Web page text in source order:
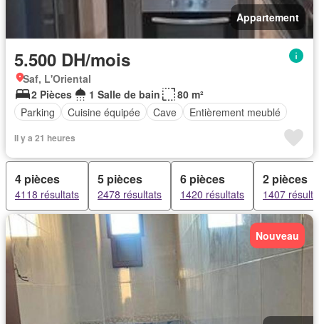
Appartement
5.500 DH/mois
Saf, L'Oriental
2 Pièces
1 Salle de bain
80 m²
Parking
Cuisine équipée Cave Entièrement meublé
Il y a 21 heures
4 pièces
4118 résultats
5 pièces
2478 résultats
6 pièces
1420 résultats
2 pièces
1407
Nouveau